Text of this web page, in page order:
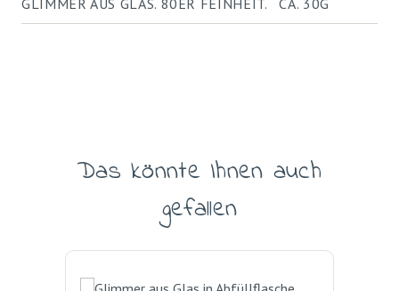
GLIMMER AUS GLAS. 80ER FEINHEIT. CA. 30G
Produktgalerie überspringen
Das könnte Ihnen auch
gefallen